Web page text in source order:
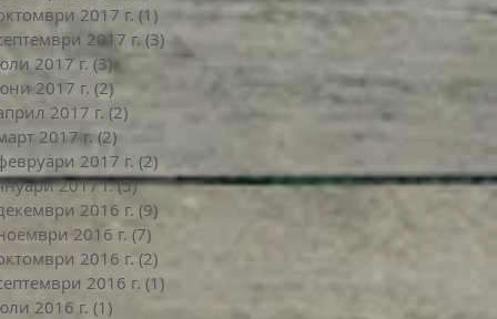
2017 г. (1) 1 публикация
2017 г.(3) 3 публикации
2017 г. (3)3 публикации
2017 г. (2)2 публикации
2017 г. (2)
2017 г. (2)
2017 г. (2)
2017 г.(5)5 публикации
2016 г. (9) 9 публикации
2016 г. (7)
2016 г. (2)
2016 г. (1) 1 публикация
2016 г. (1)